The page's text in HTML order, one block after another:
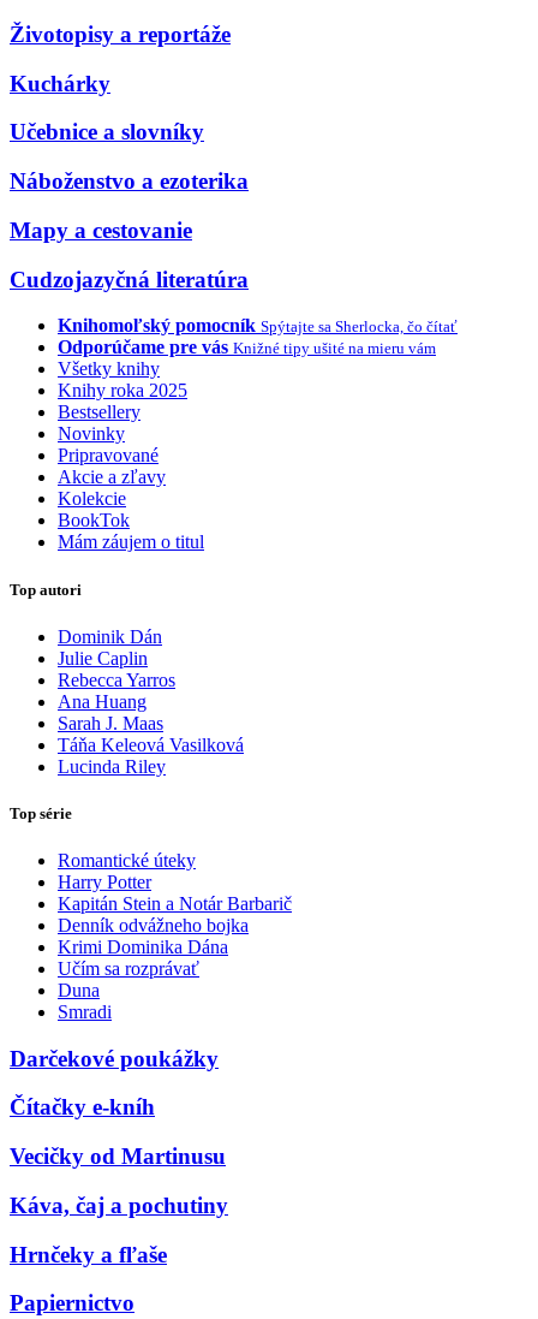
Životopisy a reportáže
Kuchárky
Učebnice a slovníky
Náboženstvo a ezoterika
Mapy a cestovanie
Cudzojazyčná literatúra
Knihomoľský pomocník Spýtajte sa Sherlocka, čo čítať
Odporúčame pre vás Knižné tipy ušité na mieru vám
Všetky knihy
Knihy roka 2025
Bestsellery
Novinky
Pripravované
Akcie a zľavy
Kolekcie
BookTok
Mám záujem o titul
Top autori
Dominik Dán
Julie Caplin
Rebecca Yarros
Ana Huang
Sarah J. Maas
Táňa Keleová Vasilková
Lucinda Riley
Top série
Romantické úteky
Harry Potter
Kapitán Stein a Notár Barbarič
Denník odvážneho bojka
Krimi Dominika Dána
Učím sa rozprávať
Duna
Smradi
Darčekové poukážky
Čítačky e-kníh
Vecičky od Martinusu
Káva, čaj a pochutiny
Hrnčeky a fľaše
Papiernictvo